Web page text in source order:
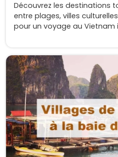
Découvrez les destinations
entre plages, villes
pour un voyage au Vietnam